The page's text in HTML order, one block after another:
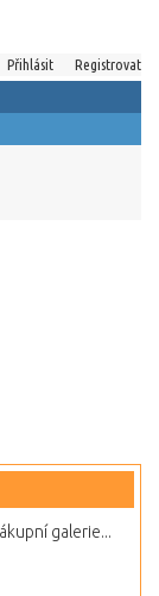
Přihlásit Registrovat
galerie...